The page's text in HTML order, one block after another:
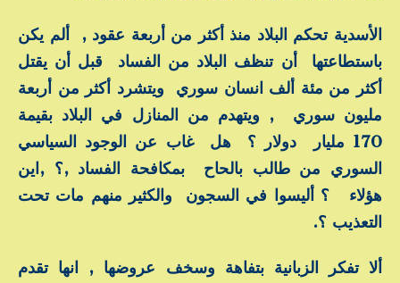
الأسدية تحكم البلاد منذ أكثر من أربعة عقود , ألم يكن
باستطاعتها أن تنظف البلاد من الفساد قبل أن يقتل
أكثر من مئة ألف انسان سوري ويتشرد أكثر من أربعة
مليون سوري , ويتهدم من المنازل في البلاد بقيمة
170 مليار دولار ؟ هل غاب عن الوجود السياسي
السوري من طالب بالحاح بمكافحة الفساد ,؟ ,اين
هؤلاء ؟ أليسوا في السجون والكثير منهم مات تحت
التعذيب ؟.
ألا تفكر الزبانية بتفاهة وسخف عروضها , انها تقدم